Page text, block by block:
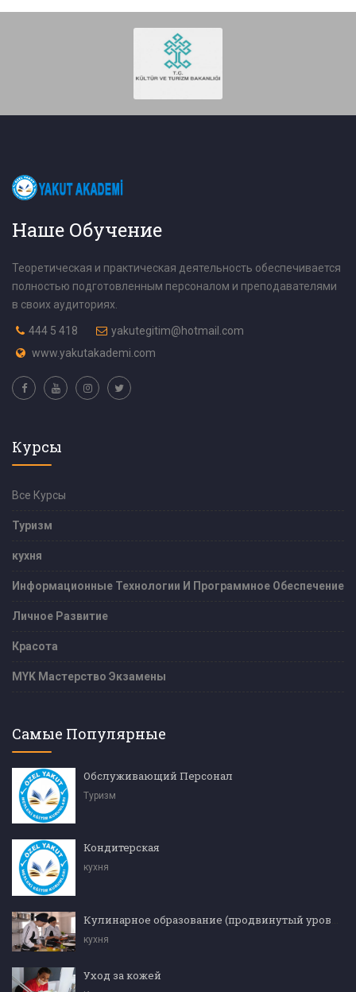
Наше Обучение
Теоретическая и практическая деятельность обеспечивается
полностью подготовленным персоналом и преподавателями
в своих аудиториях.
444 5 418
yakutegitim@hotmail.com
www.yakutakademi.com
Курсы
Все Курсы
Туризм
кухня
Информационные Технологии И Программное Обеспечение
Личное Развитие
Красота
MYK Мастерство Экзамены
Самые Популярные
Обслуживающий Персонал
Туризм
Кондитерская
кухня
кухня
Уход за кожей